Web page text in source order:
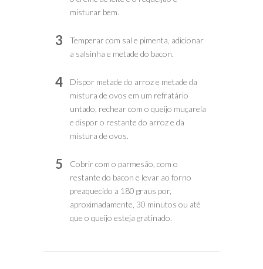
misturar bem.
3
Temperar com sal e pimenta, adicionar
a salsinha e metade do bacon.
4
Dispor metade do arroz e metade da
mistura de ovos em um refratário
untado, rechear com o queijo muçarela
e dispor o restante do arroz e da
mistura de ovos.
5
Cobrir com o parmesão, com o
restante do bacon e levar ao forno
preaquecido a 180 graus por,
aproximadamente, 30 minutos ou até
que o queijo esteja gratinado.